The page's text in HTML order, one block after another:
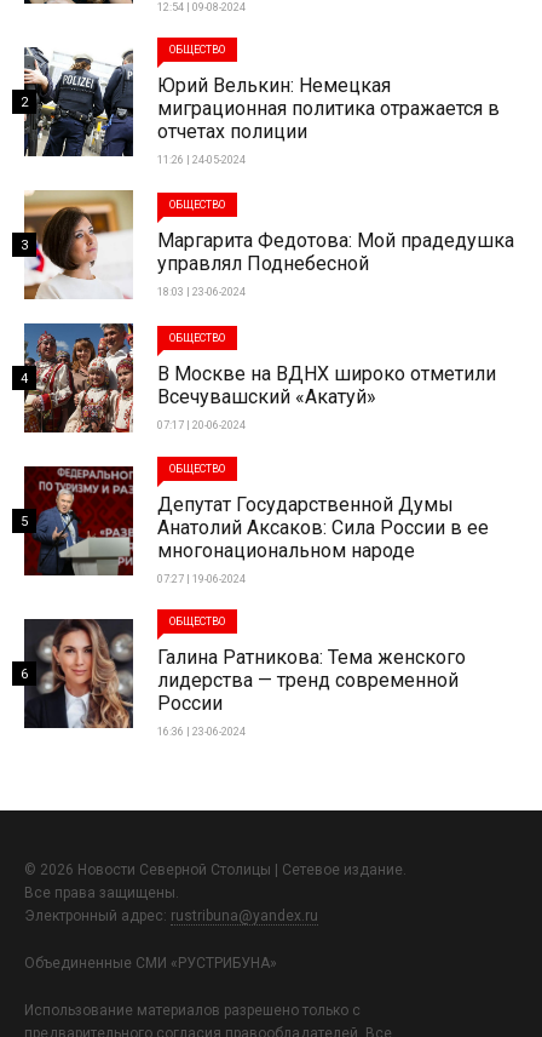
12:54 | 09-08-2024
ОБЩЕСТВО
Юрий Велькин: Немецкая
миграционная политика отражается в
отчетах полиции
11:26 | 24-05-2024
2
ОБЩЕСТВО
Маргарита Федотова: Мой прадедушка
управлял Поднебесной
18:03 | 23-06-2024
3
ОБЩЕСТВО
В Москве на ВДНХ широко отметили
Всечувашский «Акатуй»
07:17 | 20-06-2024
4
ОБЩЕСТВО
Депутат Государственной Думы
Анатолий Аксаков: Сила России в ее
многонациональном народе
07:27 | 19-06-2024
5
ОБЩЕСТВО
Галина Ратникова: Тема женского
лидерства — тренд современной
России
16:36 | 23-06-2024
6
© 2026 Новости Северной Столицы | Сетевое издание.
Все права защищены.
Электронный адрес: rustribuna@yandex.ru
Объединенные СМИ «РУСТРИБУНА»
Использование материалов разрешено только с
предварительного согласия правообладателей. Все